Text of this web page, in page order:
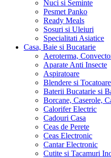
Nuci si Seminte
Pesmet Panko
Ready Meals
Sosuri si Uleiuri
Specialitati Asiatice
Casa, Baie si Bucatarie
Aeroterma,
Aparate Anti Insecte
Aspiratoare
Blendere si Tocatoare
Baterii Bucatarie si
Borcane, Caserole,
Calorifer Electric
Cadouri Casa
Ceas de Perete
Ceas Electronic
Cantar Electronic
Cutite si Tacamuri